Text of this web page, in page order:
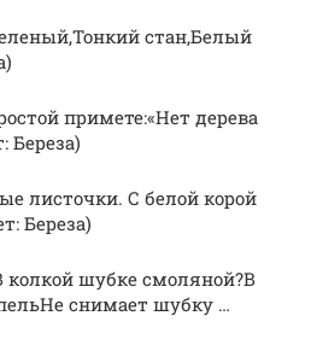
стан,Белый
примете:«Нет дерева
Береза)
листочки. С белой корой
Береза)
шубке смоляной?В
снимает шубку …